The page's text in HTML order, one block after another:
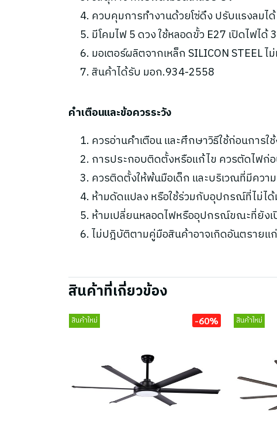
ควบคุมการทำงานด้วยโซ่ดึง ปรับแรงลมไ
มีโคมไฟ 5 ดวง ใช้หลอดขั้ว E27 เปิดไฟได้
มอเตอร์ผลิตจากเหล็ก SILICON STEEL ไ
สินค้าได้รับ มอก.934-2558
คำเตือนและข้อควรระวัง
ควรอ่านคำเตือน และศึกษาวิธีใช้ก่อนการใ
การประกอบติดตั้งหรือแก้ไข ควรตัดไฟก่
ควรติดตั้งให้พ้นมือเด็ก และบริเวณที่มีควา
ห้ามดัดแปลง หรือใช้ร่วมกับอุปกรณ์ที่ไม่ไ
ห้ามเปลี่ยนหลอดไฟหรืออุปกรณ์ขณะที่ยัง
ไม่ปฎิบัติตามคู่มือสินค้าอาจเกิดอันตราย
สินค้าที่เกี่ยวข้อง
สินค้าใหม่ -60% สินค้าใหม่